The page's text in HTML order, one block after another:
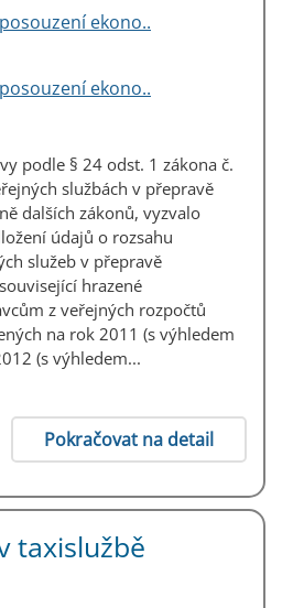
ekono..
ekono..
podle § 24 odst. 1 zákona č.
službách v přepravě
dalších zákonů, vyzvalo
údajů o rozsahu
služeb v přepravě
hrazené
z veřejných rozpočtů
na rok 2011 (s výhledem
(s výhledem...
Pokračovat na detail
taxislužbě